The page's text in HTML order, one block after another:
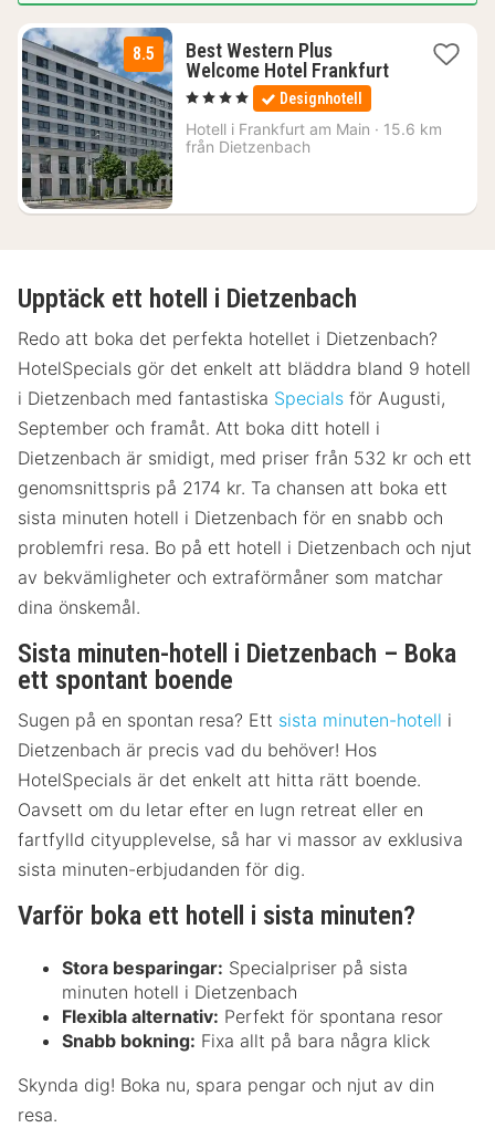
8.5
Best Western Plus
Welcome Hotel Frankfurt1
2151
, 4 Stjärnor Designhotell
Hotell i Frankfurt am Main · 15.6 km
från Dietzenbach
Upptäck ett hotell i Dietzenbach
Redo att boka det perfekta hotellet i Dietzenbach?
HotelSpecials gör det enkelt att bläddra bland 9 hotell
i Dietzenbach med fantastiska Specials för Augusti,
September och framåt. Att boka ditt hotell i
Dietzenbach är smidigt, med priser från 532 kr och ett
genomsnittspris på 2174 kr. Ta chansen att boka ett
sista minuten hotell i Dietzenbach för en snabb och
problemfri resa. Bo på ett hotell i Dietzenbach och njut
av bekvämligheter och extraförmåner som matchar
dina önskemål.
Sista minuten-hotell i Dietzenbach – Boka
ett spontant boende
Sugen på en spontan resa? Ett sista minuten-hotell i
Dietzenbach är precis vad du behöver! Hos
HotelSpecials är det enkelt att hitta rätt boende.
Oavsett om du letar efter en lugn retreat eller en
fartfylld cityupplevelse, så har vi massor av exklusiva
sista minuten-erbjudanden för dig.
Varför boka ett hotell i sista minuten?
Stora besparingar: Specialpriser på sista
minuten hotell i Dietzenbach
Flexibla alternativ: Perfekt för spontana resor
Snabb bokning: Fixa allt på bara några klick
Skynda dig! Boka nu, spara pengar och njut av din
resa.